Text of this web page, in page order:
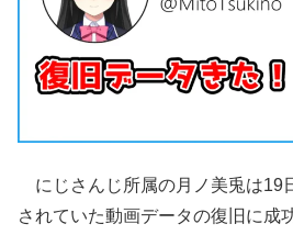
にじさんじ所属の月ノ美兎は19
されていた動画データの復旧に成